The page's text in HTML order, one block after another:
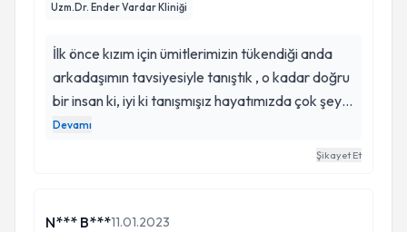
Uzm.Dr. Ender Vardar Kliniği
İlk önce kızım için ümitlerimizin tükendiği anda
arkadaşımın tavsiyesiyle tanıştık , o kadar doğru
bir insan ki, iyi ki tanışmışız hayatımızda çok şeyi
değiştirdi. O kadar çok ihmalkar doktorla tanıştık
korkulacak hiçbirşey yok aksine çok iyi
Devamı
Şikayet Et
N*** B***11.01.2023